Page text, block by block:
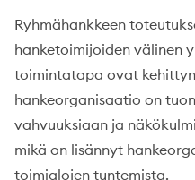
Ryhmähankkeen
hanketoimijoiden välinen
toimintatapa ovat
hankeorganisaatio on
vahvuuksiaan ja
mikä on lisännyt
toimialojen tuntemista.